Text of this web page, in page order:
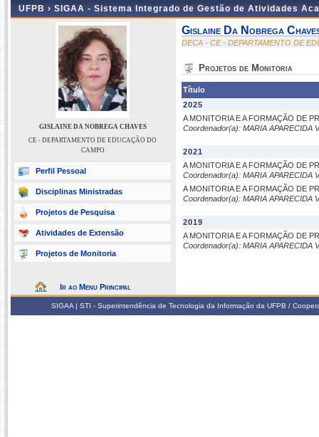
UFPB › SIGAA - Sistema Integrado de Gestão de Atividades
GISLAINE DA NOBREGA CHAVES
CE - DEPARTAMENTO DE EDUCAÇÃO DO
CAMPO
Perfil Pessoal
Disciplinas Ministradas
Projetos de Pesquisa
Atividades de Extensão
Projetos de Monitoria
Ir ao Menu Principal
Gislaine Da Nobrega
DECA - CE - DEPARTAMENTO DE
Projetos de Monitoria
Título
2025
A MONITORIA E A FORMAÇÃO DE
Coordenador(a): MARIA APARECIDA
2021
A MONITORIA E A FORMAÇÃO DE
Coordenador(a): MARIA APARECIDA
A MONITORIA E A FORMAÇÃO DE
Coordenador(a): MARIA APARECIDA
2019
A MONITORIA E A FORMAÇÃO DE
Coordenador(a): MARIA APARECIDA
SIGAA | STI - Superintendência de Tecnologia da Informação da UFPB /